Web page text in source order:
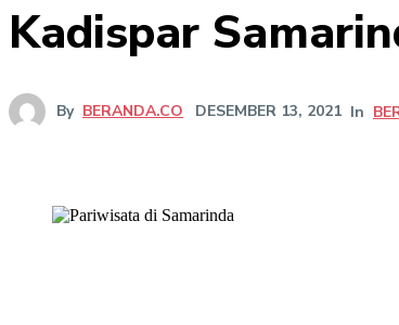
Kadispar
By BERANDA.CO DESEMBER 13, 2021 In